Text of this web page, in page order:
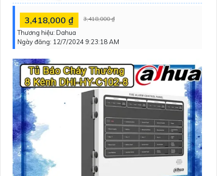
3,418,000 ₫ 3,418,000 ₫
Thương hiệu: Dahua
Ngày đăng: 12/7/2024 9:23:18 AM